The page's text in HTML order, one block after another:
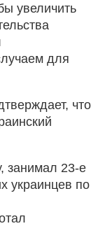
увеличить
для
что
занимал 23-е
украинцев по